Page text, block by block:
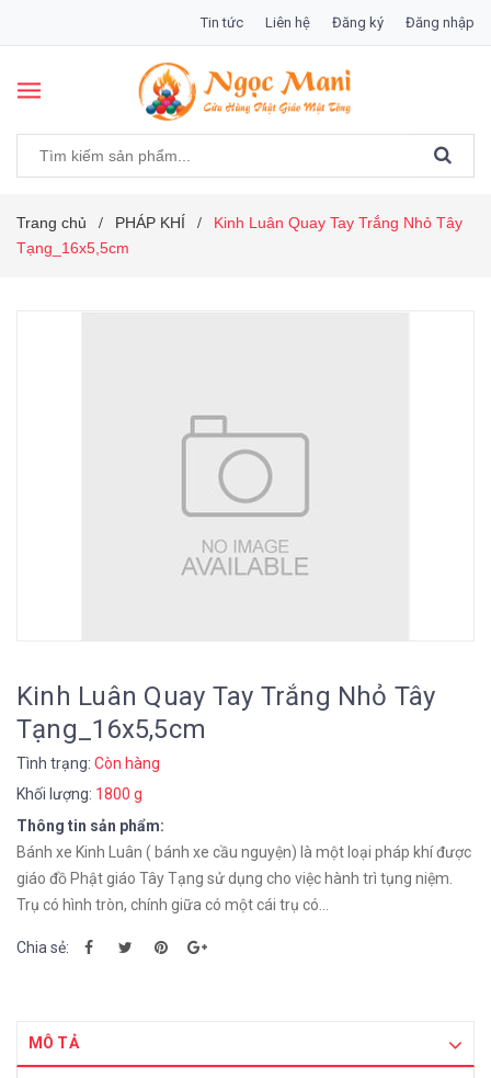
Tin tức Liên hệ Đăng ký Đăng nhập
Trang chủ / PHÁP KHÍ /
Kinh Luân Quay Tay Trắng Nhỏ Tây
Tạng_16x5,5cm
Kinh Luân Quay Tay Trắng Nhỏ Tây
Tạng_16x5,5cm
Tình trạng: Còn hàng
Khối lượng: 1800 g
Thông tin sản phẩm:
Bánh xe Kinh Luân ( bánh xe cầu nguyện) là một loại pháp khí được
giáo đồ Phật giáo Tây Tạng sử dụng cho việc hành trì tụng niệm.
Trụ có hình tròn, chính giữa có một cái trụ có...
Chia sẻ:
MÔ TẢ